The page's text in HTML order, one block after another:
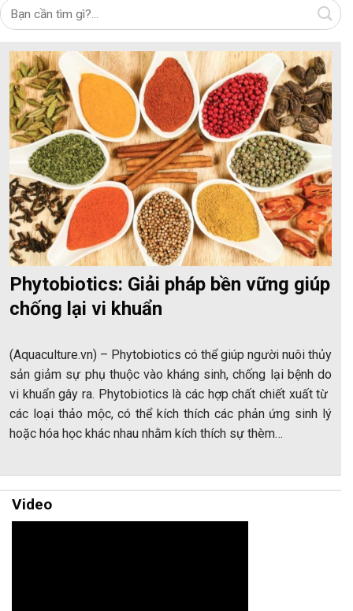
Phytobiotics: Giải pháp bền vững giúp
chống lại vi khuẩn
(Aquaculture.vn) – Phytobiotics có thể giúp người nuôi thủy
sản giảm sự phụ thuộc vào kháng sinh, chống lại bệnh do
vi khuẩn gây ra. Phytobiotics là các hợp chất chiết xuất từ ​​
các loại thảo mộc, có thể kích thích các phản ứng sinh lý
hoặc hóa học khác nhau nhằm kích thích sự thèm…
Video